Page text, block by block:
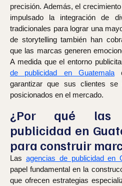
precisión. Además, el
impulsado la integración de
tradicionales para lograr una
de storytelling también han
que las marcas generen
A medida que el entorno
de publicidad en Guatemala
garantizar que sus clientes se
posicionados en el mercado.
¿Por qué las
publicidad en
para construir
Las agencias de publicidad en
papel fundamental en la
que ofrecen estrategias